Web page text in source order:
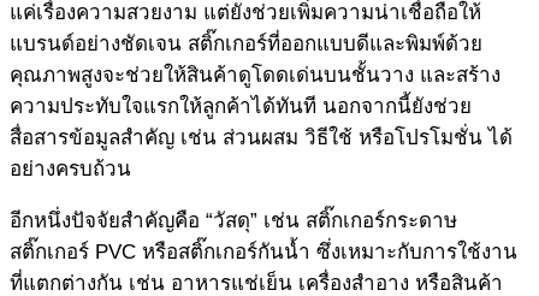
แค่เรื่องความสวยงาม แต่ยังช่วยเพิ่มความน่าเชื่อถือให้
แบรนด์อย่างชัดเจน สติ๊กเกอร์ที่ออกแบบดีและพิมพ์ด้วย
คุณภาพสูงจะช่วยให้สินค้าดูโดดเด่นบนชั้นวาง และสร้าง
ความประทับใจแรกให้ลูกค้าได้ทันที นอกจากนี้ยังช่วย
สื่อสารข้อมูลสำคัญ เช่น ส่วนผสม วิธีใช้ หรือโปรโมชั่น ได้
อย่างครบถ้วน
อีกหนึ่งปัจจัยสำคัญคือ “วัสดุ” เช่น สติ๊กเกอร์กระดาษ
สติ๊กเกอร์ PVC หรือสติ๊กเกอร์กันน้ำ ซึ่งเหมาะกับการใช้งาน
ที่แตกต่างกัน เช่น อาหารแช่เย็น เครื่องสำอาง หรือสินค้า